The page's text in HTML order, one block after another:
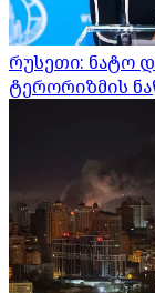
რუსეთი: ნატო
ტერორიზმის